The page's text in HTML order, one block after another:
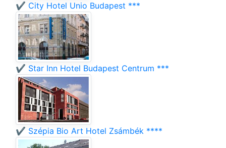
✔️ City Hotel Unio Budapest ***
✔️ Star Inn Hotel Budapest Centrum ***
✔️ Szépia Bio Art Hotel Zsámbék ****